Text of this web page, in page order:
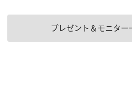
プレゼント＆モニター